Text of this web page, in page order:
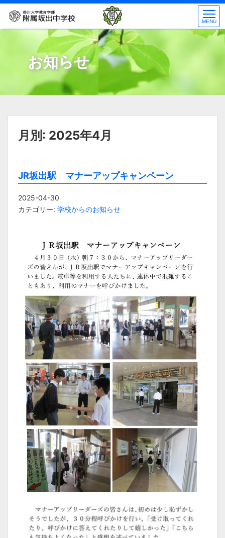
コ
テ
MENU
お知らせ
月別: 2025年4月
JR坂出駅 マナーアップキャンペーン
2025-04-30
カテゴリー: 学校からのお知らせ